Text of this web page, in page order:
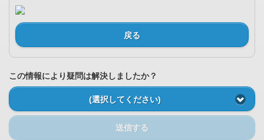
戻る
この情報により疑問は解決しましたか？
(選択してください)
送信する